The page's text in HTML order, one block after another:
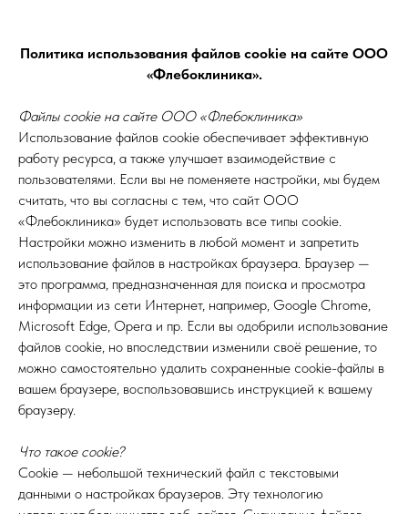
Политика использования файлов cookie на сайте ООО
«Флебоклиника».
Файлы cookie на сайте ООО «Флебоклиника»
Использование файлов cookie обеспечивает эффективную
работу ресурса, а также улучшает взаимодействие с
пользователями. Если вы не поменяете настройки, мы будем
считать, что вы согласны с тем, что сайт ООО
«Флебоклиника» будет использовать все типы cookie.
Настройки можно изменить в любой момент и запретить
использование файлов в настройках браузера. Браузер —
это программа, предназначенная для поиска и просмотра
информации из сети Интернет, например, Google Chrome,
Microsoft Edge, Opera и пр. Если вы одобрили использование
файлов cookie, но впоследствии изменили своё решение, то
можно самостоятельно удалить сохраненные cookie-файлы в
вашем браузере, воспользовавшись инструкцией к вашему
браузеру.
Что такое cookie?
Cookie — небольшой технический файл с текстовыми
данными о настройках браузеров. Эту технологию